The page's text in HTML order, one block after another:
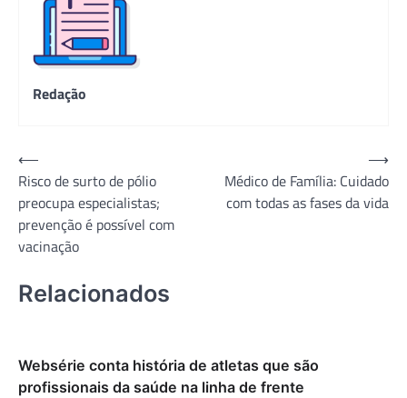
Redação
Navegação
de
Post
⟵
Risco de surto de pólio
preocupa especialistas;
prevenção é possível com
vacinação
Médico de Família: Cuidado
com todas as fases da vida
⟶
Relacionados
Websérie conta história de atletas que são
profissionais da saúde na linha de frente